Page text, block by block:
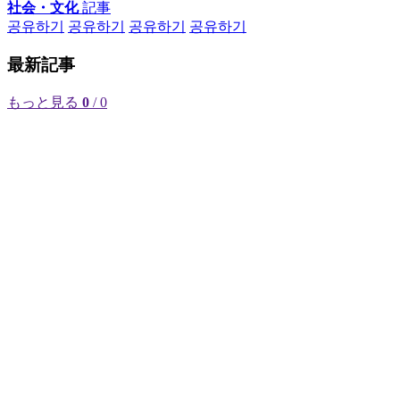
社会・文化記事
공유하기
공유하기 공유하기 공유하기
最新記事
もっと見る 0 / 0